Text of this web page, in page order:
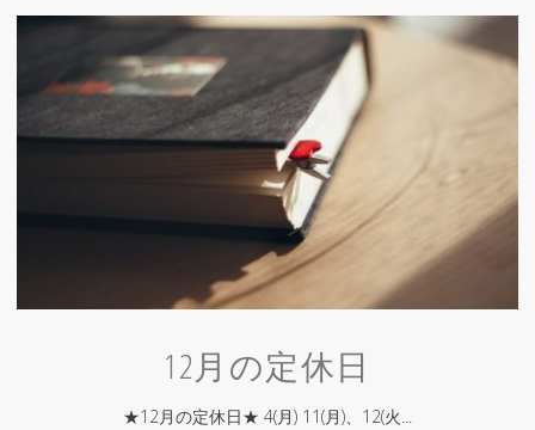
定
日"
12月の定休日
★12月の定休日★ 4(月) 11(月)、12(火...